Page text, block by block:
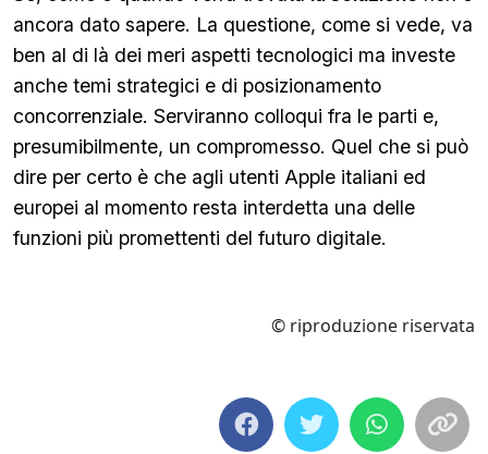
ancora dato sapere. La questione, come si vede, va
ben al di là dei meri aspetti tecnologici ma investe
anche temi strategici e di posizionamento
concorrenziale. Serviranno colloqui fra le parti e,
presumibilmente, un compromesso. Quel che si può
dire per certo è che agli utenti Apple italiani ed
europei al momento resta interdetta una delle
funzioni più promettenti del futuro digitale.
© riproduzione riservata